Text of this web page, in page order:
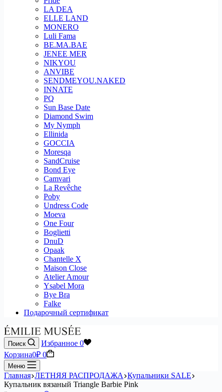
LA DEA
ELLE LAND
MONERO
Luli Fama
BE.MA.BAE
JENEE MER
NIKYOU
ANVIBE
SENDMEYOU.NAKED
INNATE
PQ
Sun Base Date
Diamond Swim
My Nymph
Ellinida
GOCCIA
Moresqa
SandCruise
Bond Eye
Camvari
La Revêche
Poby
Undress Code
Moeva
One Four
Boglietti
DnuD
Opaak
Chantelle X
Maison Close
Atelier Amour
Ysabel Mora
Bye Bra
Falke
Подарочный сертификат
Поиск Избранное 0
Корзина0₽ 0
Меню
Главная ЛЕТНЯЯ РАСПРОДАЖА Купальники SALE
Купальник вязаный Triangle Barbie Pink